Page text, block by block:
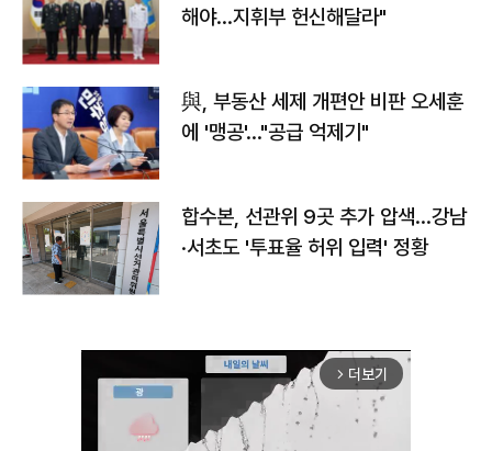
해야…지휘부 헌신해달라"
與, 부동산 세제 개편안 비판 오세훈
에 '맹공'…"공급 억제기"
합수본, 선관위 9곳 추가 압색…강남
·서초도 '투표율 허위 입력' 정황
arrow_forward_ios 더보기